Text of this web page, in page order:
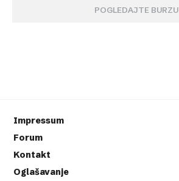
POGLEDAJTE BURZU
Impressum
Forum
Kontakt
Oglašavanje